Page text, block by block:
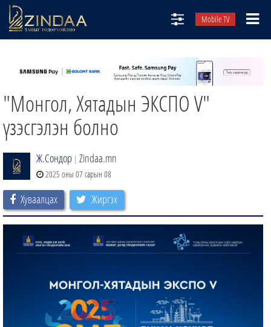
Mobile TV
ТВ8
ӨГЛӨӨНИЙ СОНИН
ЗИНДАА СЭТГҮҮЛ
"Монгол, Хятадын ЭКСПО V"
үзэсгэлэн болно
Ж.Сондор | Zindaa.mn
2025 оны 07 сарын 08
Хуваалцах Жиргэх